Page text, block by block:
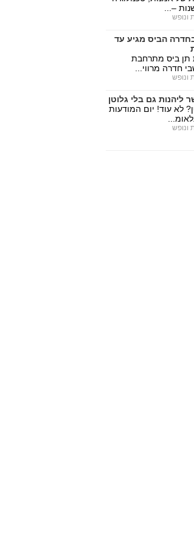
–...
ונופש
הביס מגיע עד
תן ביס מתרחבת
חדרה מרווי...
ונופש
ליהנות גם בלי גלוטן
לא עוד! יום המודעות
ונופש